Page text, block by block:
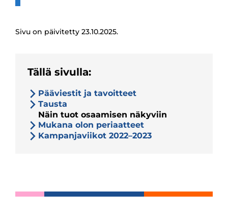
Sivu on päivitetty 23.10.2025.
Tällä sivulla:
Pääviestit ja tavoitteet
Tausta
Näin tuot osaamisen näkyviin
Mukana olon periaatteet
Kampanjaviikot 2022–2023